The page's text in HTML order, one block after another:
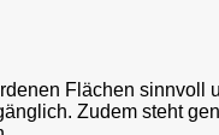
Flächen
Zudem steht